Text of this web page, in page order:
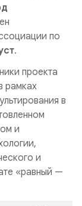
по
.
проекта
рамках
в
и
и
«равный —